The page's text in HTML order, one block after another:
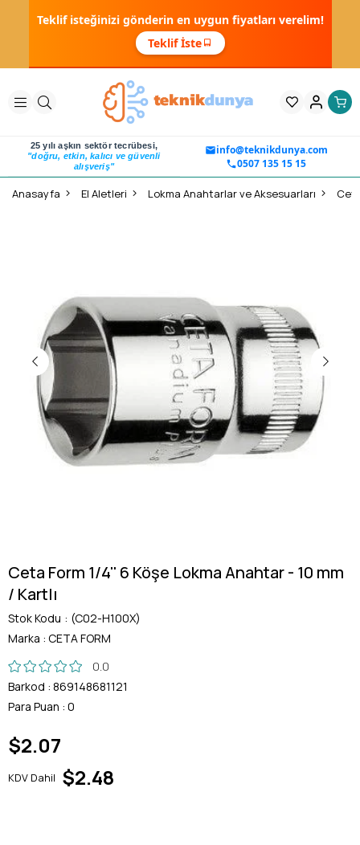
Teklif isteğinizi gönderin en uygun fiyatları verelim!
Teklif İste
25 yılı aşkın sektör tecrübesi,
"doğru, etkin, kalıcı ve güvenli
alışveriş"
info@teknikdunya.com
0507 135 15 15
Anasayfa El Aletleri Lokma Anahtarlar ve Aksesuarları
Ceta Form 1/4'' 6 Köşe Lokma Anahtar - 10 mm
/ Kartlı
Stok Kodu
(C02-H100X)
Marka : CETA FORM
0.0
Barkod : 869148681121
Para Puan : 0
$2.07
KDV Dahil $2.48